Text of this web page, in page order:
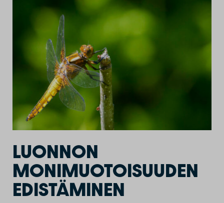
LUONNON
MONIMUOTOISUUDEN
EDISTÄMINEN